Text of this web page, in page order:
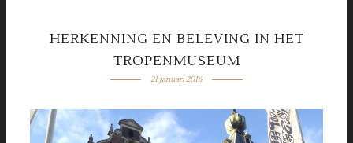
HERKENNING EN BELEVING IN HET
TROPENMUSEUM
21 januari 2016